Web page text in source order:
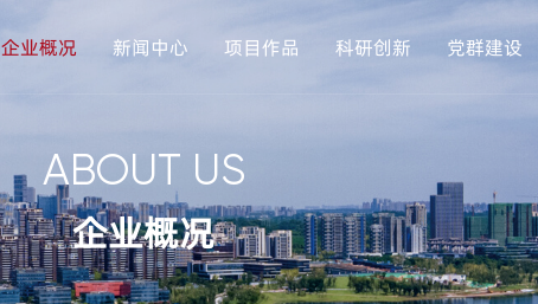
企业概况 新闻中心 项目作品 科研创新 党群建设
ABOUT US
企业概况